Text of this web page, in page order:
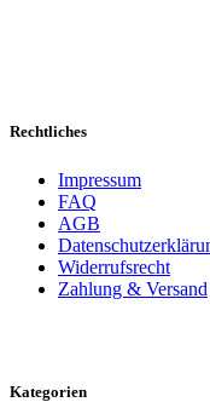
Rechtliches
Impressum
FAQ
AGB
Widerrufsrecht
Zahlung & Versand
Kategorien